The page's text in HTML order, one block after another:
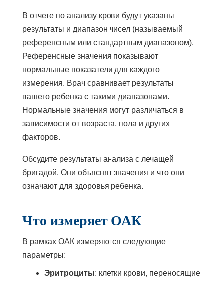
В отчете по анализу крови будут указаны
результаты и диапазон чисел (называемый
референсным или стандартным диапазоном).
Референсные значения показывают
нормальные показатели для каждого
измерения. Врач сравнивает результаты
вашего ребенка с такими диапазонами.
Нормальные значения могут различаться в
зависимости от возраста, пола и других
факторов.
Обсудите результаты анализа с лечащей
бригадой. Они объяснят значения и что они
означают для здоровья ребенка.
Что измеряет ОАК
В рамках ОАК измеряются следующие
параметры:
Эритроциты: клетки крови, переносящие